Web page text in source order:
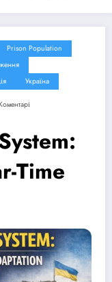
Prison Population
Україна
Time